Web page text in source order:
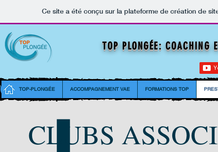
Ce site a été conçu sur la plateforme de création de
TOP PLONGÉE: COACHING
TOP-PLONGÉE ACCOMPAGNEMENT VAE FORMATIONS TOP
CLUBS